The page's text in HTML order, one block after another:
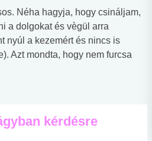
Néha hagyja, hogy csináljam,
a dolgokat és vègül arra
nyúl a kezemért és nincs is
Azt mondta, hogy nem furcsa
kérdésre